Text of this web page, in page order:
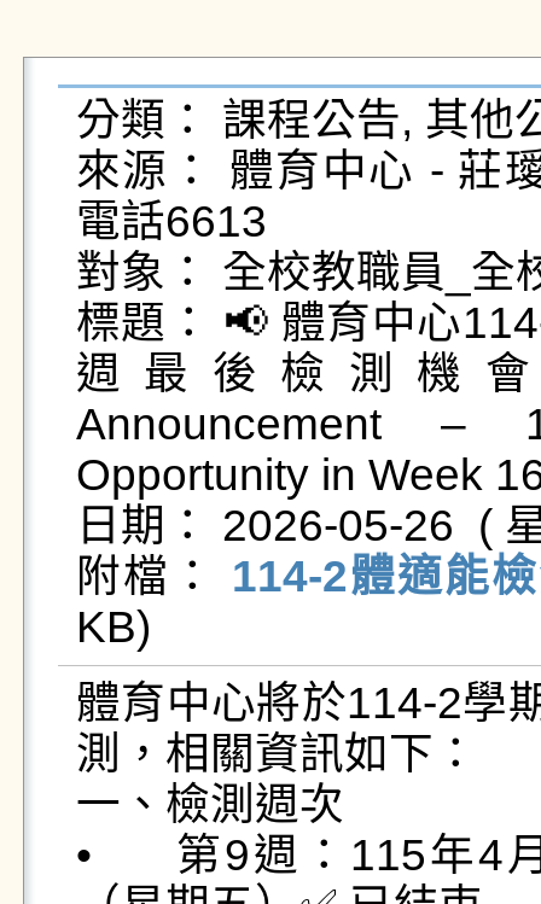
分類： 課程公告, 其他
來源： 體育中心 - 莊
電話6613
對象： 全校教職員_全
標題： 📢 體育中心
週最後檢測機會
Announcement –
Opportunity in Week
日期： 2026-05-26  (
附檔： 114-2體適能
KB)
體育中心將於114-2學
測，相關資訊如下：
一、檢測週次
•	第9週：115年4月20日（星期一）至4月24日